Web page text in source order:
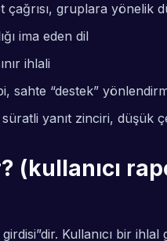
çağrısı, gruplara yönelik
ima eden dil
ihlali
sahte “destek”
yanıt zinciri, düşük
(kullanıcı
Kullanıcı bir